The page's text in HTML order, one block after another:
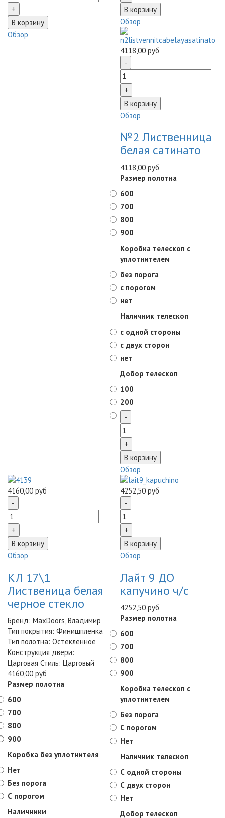
Обзор
Обзор
4118,00 руб
Обзор
№2 Лиственница
белая сатинато
4118,00 руб
Размер полотна
600
700
800
900
Коробка телескоп с
уплотнителем
без порога
с порогом
нет
Наличник телескоп
с одной стороны
с двух сторон
нет
Добор телескоп
100
200
Обзор
4160,00 руб
Обзор
КЛ 17\1
Лиственица белая
черное стекло
Бренд: MaxDoors, Владимир
Тип покрытия: Финишпленка
Тип полотна: Остекленное
Конструкция двери:
Царговая Стиль: Царговый
4160,00 руб
Размер полотна
600
700
800
900
Коробка без уплотнителя
Нет
Без порога
С порогом
Наличники
4252,50 руб
Обзор
Лайт 9 ДО
капучино ч/с
4252,50 руб
Размер полотна
600
700
800
900
Коробка телескоп с
уплотнителем
Без порога
С порогом
Нет
Наличник телескоп
С одной стороны
С двух сторон
Нет
Добор телескоп